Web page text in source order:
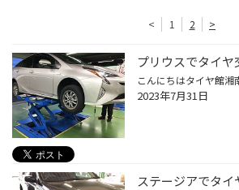
< 1 2 >
プリウスでタイ
2023年7月31日
ステージアでタ